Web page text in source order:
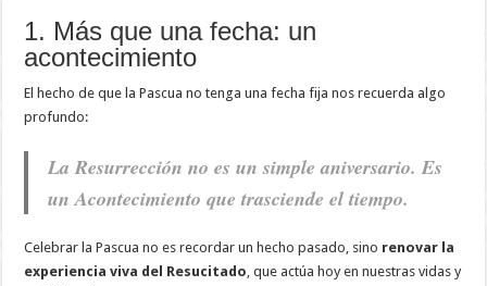
1. Más que una fecha: un
acontecimiento
El hecho de que la Pascua no tenga una fecha fija nos recuerda algo
profundo:
La Resurrección no es un simple aniversario. Es
un Acontecimiento que trasciende el tiempo.
Celebrar la Pascua no es recordar un hecho pasado, sino renovar la
experiencia viva del Resucitado, que actúa hoy en nuestras vidas y